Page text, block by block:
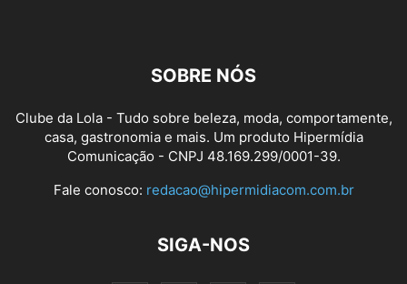
SOBRE NÓS
Clube da Lola - Tudo sobre beleza, moda, comportamente,
casa, gastronomia e mais. Um produto Hipermídia
Comunicação - CNPJ 48.169.299/0001-39.
Fale conosco: redacao@hipermidiacom.com.br
SIGA-NOS